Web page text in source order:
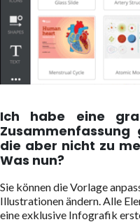
Ich habe eine
die aber nicht zu
Was nun?
Sie können die Vorlage
Illustrationen ändern. Alle
eine exklusive Infografik